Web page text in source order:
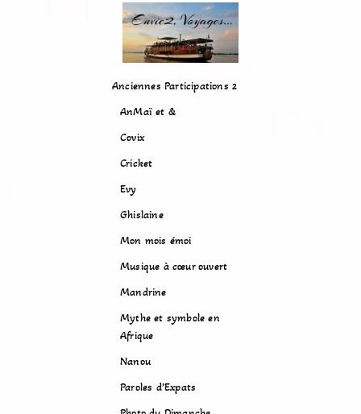
Anciennes Participations 2
AnMaï et &
Covix
Cricket
Evy
Ghislaine
Mon mois émoi
Musique à cœur ouvert
Mandrine
Mythe et symbole en
Afrique
Nanou
Paroles d’Expats